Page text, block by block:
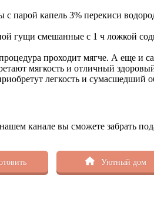
парой капель 3% перекиси
гущи смешанные с 1 ч ложкой
проходит мягче. А еще и
мягкость и отличный
легкость и сумасшедший
канале вы сможете забрать
Уютный дом